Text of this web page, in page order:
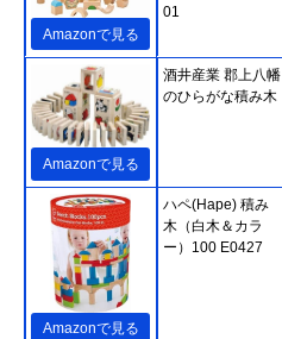
Amazonで見る
01
Amazonで見る
酒井産業 郡上八幡
のひらがな積み木
Amazonで見る
ハペ(Hape) 積み
木（白木＆カラ
ー）100 E0427